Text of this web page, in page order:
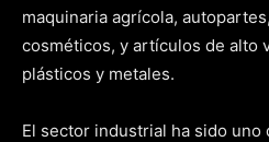
maquinaria agrícola,
cosméticos, y artículos de alto
plásticos y metales.
El sector industrial ha sido uno